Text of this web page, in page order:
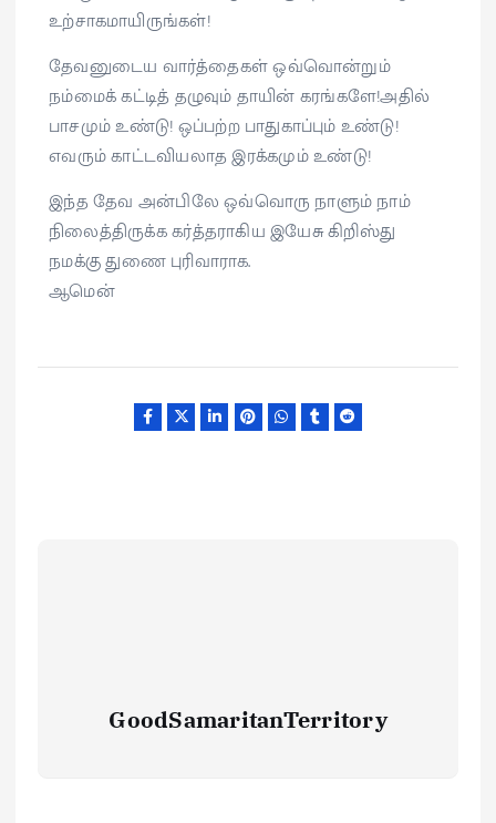
உற்சாகமாயிருங்கள்!
தேவனுடைய வார்த்தைகள் ஒவ்வொன்றும்
நம்மைக் கட்டித் தழுவும் தாயின் கரங்களே!அதில்
பாசமும் உண்டு! ஒப்பற்ற பாதுகாப்பும் உண்டு!
எவரும் காட்டவியலாத இரக்கமும் உண்டு!
இந்த தேவ அன்பிலே ஒவ்வொரு நாளும் நாம்
நிலைத்திருக்க கர்த்தராகிய இயேசு கிறிஸ்து
நமக்கு துணை புரிவாராக.
ஆமென்
GoodSamaritanTerritory